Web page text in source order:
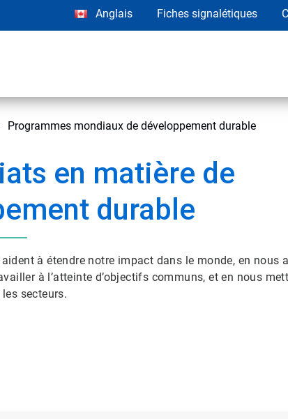
Anglais Fiches signalétiques
Programmes mondiaux de développement durable
en matière de
durable
à étendre notre impact dans le monde, en nous
à l’atteinte d’objectifs communs, et en nous
secteurs.